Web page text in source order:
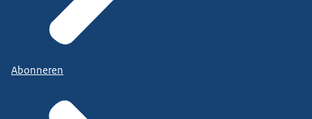
Abonneren